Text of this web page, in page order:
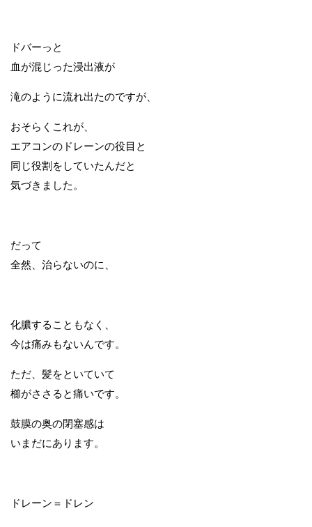
ドバーっと
血が混じった浸出液が
滝のように流れ出たのですが、
おそらくこれが、
エアコンのドレーンの役目と
同じ役割をしていたんだと
気づきました。
だって
全然、治らないのに、
化膿することもなく、
今は痛みもないんです。
ただ、髪をといていて
櫛がささると痛いです。
鼓膜の奥の閉塞感は
いまだにあります。
ドレーン＝ドレン